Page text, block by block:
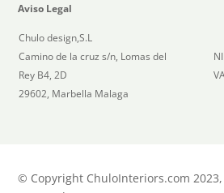
Aviso Legal
Chulo design,S.L
Camino de la cruz s/n, Lomas del
Rey B4, 2D
29602, Marbella Malaga
© Copyright ChuloInteriors.com